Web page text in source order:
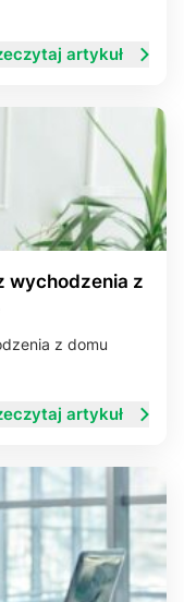
artykuł
wychodzenia z
z domu
artykuł